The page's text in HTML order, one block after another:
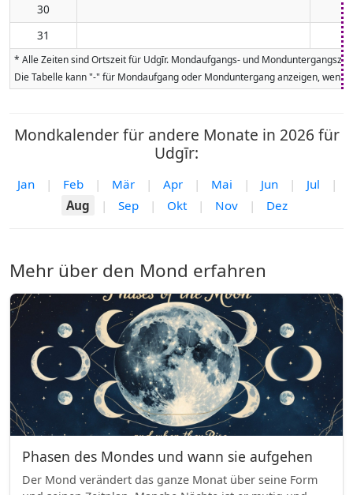
30
31
* Alle Zeiten sind Ortszeit für Udgīr. Mondaufgangs- und
Die Tabelle kann "-" für Mondaufgang oder Monduntergang anzeigen,
Mondkalender für andere Monate in 2026 für
Udgīr:
Jan | Feb | Mär | Apr | Mai | Jun | Jul
|
Aug
| Sep | Okt | Nov | Dez
Mehr über den Mond erfahren
Phasen des Mondes und wann sie aufgehen
Der Mond verändert das ganze Monat über seine Form